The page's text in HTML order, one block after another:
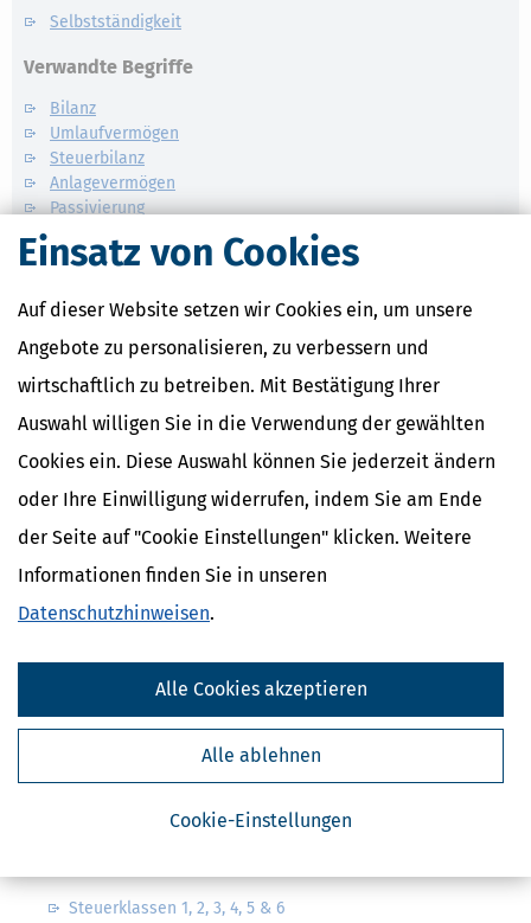
Einsatz von Cookies
Auf dieser Website setzen wir Cookies ein, um unsere
Angebote zu personalisieren, zu verbessern und
wirtschaftlich zu betreiben. Mit Bestätigung Ihrer
Auswahl willigen Sie in die Verwendung der gewählten
Cookies ein. Diese Auswahl können Sie jederzeit ändern
oder Ihre Einwilligung widerrufen, indem Sie am Ende
der Seite auf "Cookie Einstellungen" klicken. Weitere
Informationen finden Sie in unseren
Datenschutzhinweisen.
Cookie-Einstellungen
Alle ablehnen
Alle Cookies akzeptieren
Selbstständigkeit
Verwandte Begriffe
Bilanz
Umlaufvermögen
Steuerbilanz
Anlagevermögen
Passivierung
Kostenlose Steuertipps & News
Ja, ich möchte die kostenlosen Newsletter
von Steuertipps abonnieren. Die
habe ich gelesen.
Steuerklassen 1, 2, 3, 4, 5 & 6